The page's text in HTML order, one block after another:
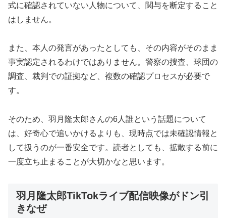
式に確認されていない人物について、関与を断定すること
はしません。
また、本人の発言があったとしても、その内容がそのまま
事実認定されるわけではありません。警察の捜査、球団の
調査、裁判での証拠など、複数の確認プロセスが必要で
す。
そのため、羽月隆太郎さんの6人誰という話題について
は、好奇心で追いかけるよりも、 現時点では未確認情報と
して扱う のが一番安全です。読者としても、拡散する前に
一度立ち止まることが大切かなと思います。
羽月隆太郎TikTokライブ配信映像がドン引
きなぜ